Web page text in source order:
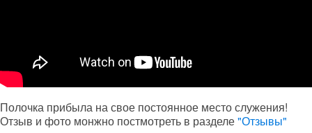
Полочка прибыла на свое постоянное место служения!
Отзыв и фото монжно постмотреть в разделе"Отзывы"